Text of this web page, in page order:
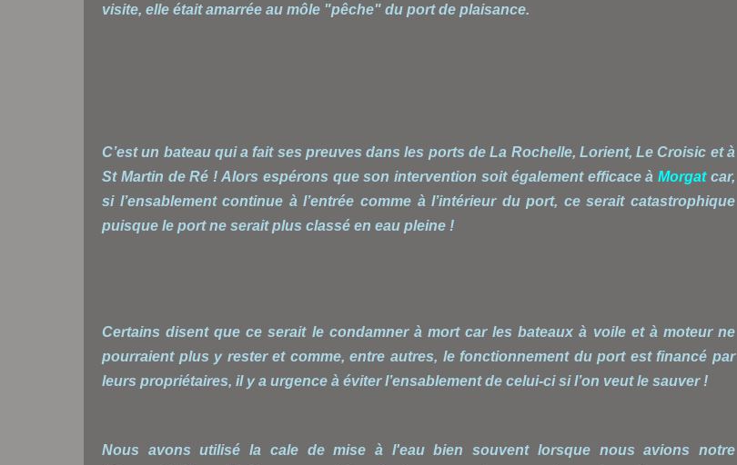
visite, elle était amarrée au môle "pêche" du port de plaisance.
C’est un bateau qui a fait ses preuves dans les ports de La Rochelle, Lorient, Le Croisic et à
St Martin de Ré ! Alors espérons que son intervention soit également efficace àMorgatcar,
si l’ensablement continue à l’entrée comme à l’intérieur du port, ce serait catastrophique
puisque le port ne serait plus classé en eau pleine !
Certains disent que ce serait le condamner à mort car les bateaux à voile et à moteur ne
pourraient plus y rester et comme, entre autres, le fonctionnement du port est financé par
leurs propriétaires, il y a urgence à éviter l’ensablement de celui-ci si l’on veut le sauver !
Nous avons utilisé la cale de mise à l'eau bien souvent lorsque nous avions notre